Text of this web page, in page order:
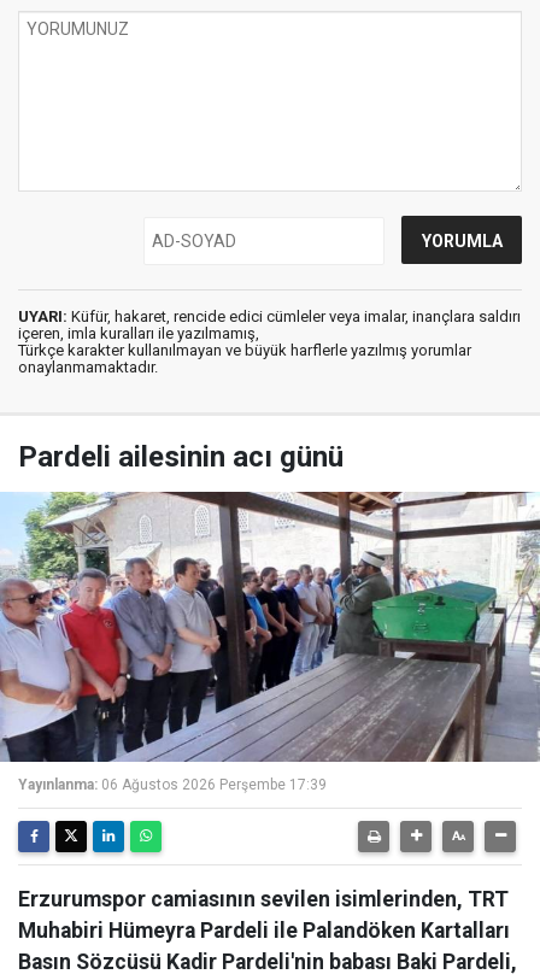
UYARI: Küfür, hakaret, rencide edici cümleler veya imalar, inançlara saldırı
içeren, imla kuralları ile yazılmamış,
Türkçe karakter kullanılmayan ve büyük harflerle yazılmış yorumlar
onaylanmamaktadır.
Pardeli ailesinin acı günü
Yayınlanma: 06 Ağustos 2026 Perşembe 17:39
Erzurumspor camiasının sevilen isimlerinden, TRT
Muhabiri Hümeyra Pardeli ile Palandöken Kartalları
Basın Sözcüsü Kadir Pardeli'nin babası Baki Pardeli,